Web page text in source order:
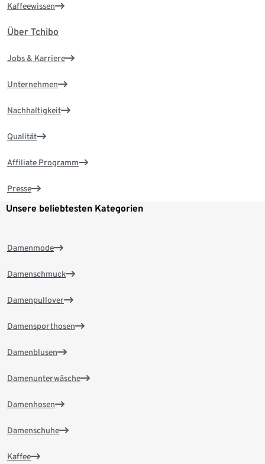
Kaffeewissen
Über Tchibo
Jobs & Karriere
Unternehmen
Nachhaltigkeit
Qualität
Affiliate Programm
Presse
Unsere beliebtesten Kategorien
Damenmode
Damenschmuck
Damenpullover
Damensporthosen
Damenblusen
Damenunterwäsche
Damenhosen
Damenschuhe
Kaffee